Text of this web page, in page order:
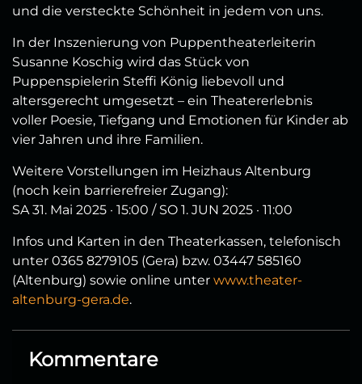
und die versteckte Schönheit in jedem von uns.
In der Inszenierung von Puppentheaterleiterin
Susanne Koschig wird das Stück von
Puppenspielerin Steffi König liebevoll und
altersgerecht umgesetzt – ein Theatererlebnis
voller Poesie, Tiefgang und Emotionen für Kinder ab
vier Jahren und ihre Familien.
Weitere Vorstellungen im Heizhaus Altenburg
(noch kein barrierefreier Zugang):
SA 31. Mai 2025 · 15:00 / SO 1. JUN 2025 · 11:00
Infos und Karten in den Theaterkassen, telefonisch
unter 0365 8279105 (Gera) bzw. 03447 585160
(Altenburg) sowie online unter www.theater-
altenburg-gera.de.
Kommentare